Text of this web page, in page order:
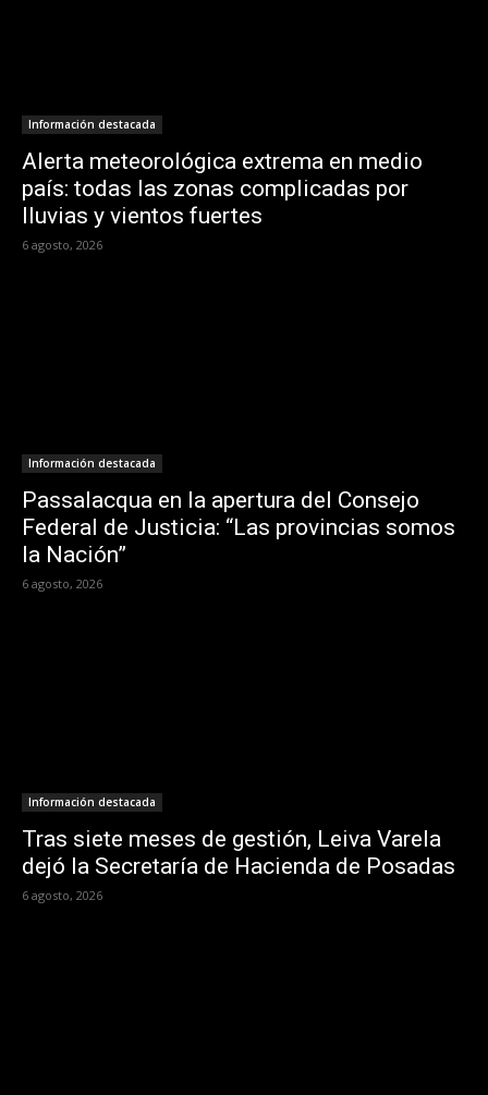
Información destacada
Alerta meteorológica extrema en medio
país: todas las zonas complicadas por
lluvias y vientos fuertes
6 agosto, 2026
Información destacada
Passalacqua en la apertura del Consejo
Federal de Justicia: “Las provincias somos
la Nación”
6 agosto, 2026
Información destacada
Tras siete meses de gestión, Leiva Varela
dejó la Secretaría de Hacienda de Posadas
6 agosto, 2026